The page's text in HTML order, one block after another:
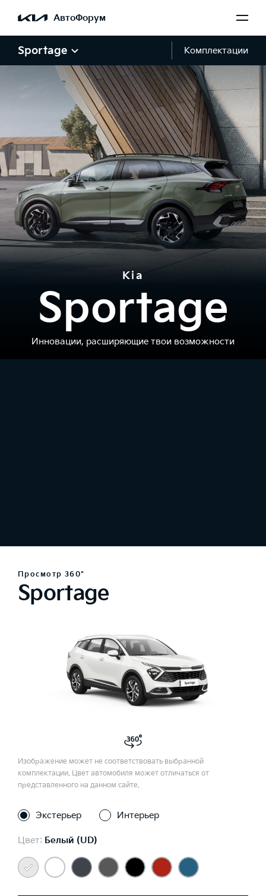
АвтоФорум
Sportage Комплектации
Галерея Sportage
Kia
Sportage
Инновации, расширяющие твои возможности
Просмотр 360°
Sportage
Изображение может не соответствовать выбранной
комплектации. Цвет автомобиля может отличаться от
представленного на данном сайте.
Экстерьер Интерьер
Цвет: Белый (UD)